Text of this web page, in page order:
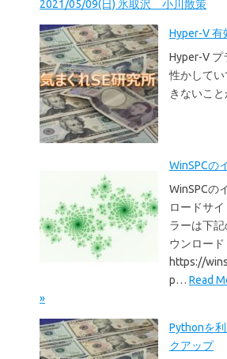
2021/05/09(日) 氷取沢 小川散策
Hyper-V 有
Hyper-V プ
性かして
きないこ
WinSPCの
WinSPCの
ロードサ
ラーは下
ウンロード
https://
p… Read
»
Pythonを
クアップ